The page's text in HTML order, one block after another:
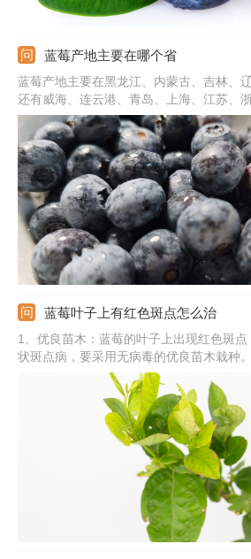
蓝莓产地主要在哪个省
蓝莓产地主要在黑龙江、内蒙古、吉林、
还有威海、连云港、青岛、上海、江苏、
是杜鹃花科、越橘属的多年生灌木，被称
生，单叶互生，花朵为总状花序，通常由
成熟果实呈深蓝色或紫罗兰色，形状呈扁
形等。
蓝莓叶子上有红色斑点怎么治
1、优良苗木：蓝莓的叶子上出现红色斑
状斑点病，要采用无病毒的优良苗木栽种
过粉蚧及其他害虫传播，要注意防治害虫
护管理，注意适当浇水，科学施肥，提高
物：用20%丁硫克百威原液涂茎，每月涂